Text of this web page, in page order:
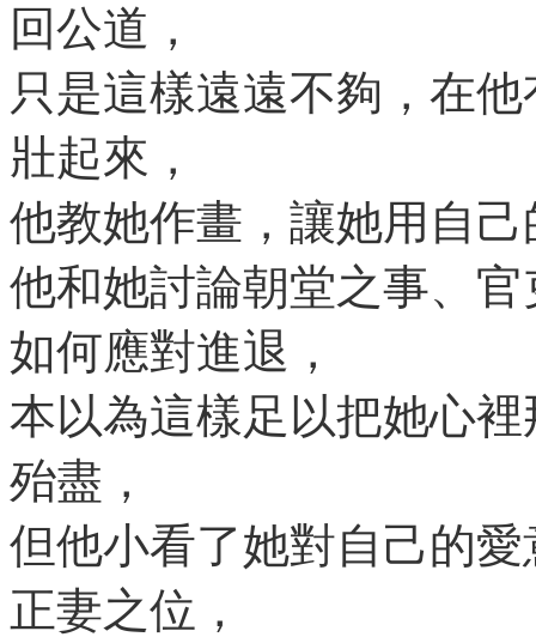
回公道，
只是這樣遠遠不夠，在
壯起來，
他教她作畫，讓她用自
他和她討論朝堂之事、
如何應對進退，
本以為這樣足以把她心
殆盡，
但他小看了她對自己的
正妻之位，